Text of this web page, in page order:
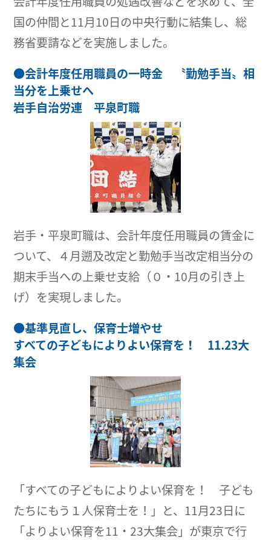
国の仲間と11月10日の中央行動に結集し、総
務省要請などを実施しました。
●会計年度任用職員の一時金 〝勤勉手当〟相
当分を上乗せへ
岩手自治労連 平泉町職
岩手・平泉町職は、会計年度任用職員の賃金に
ついて、４月遡及改定と勤勉手当改定相当分の
期末手当への上乗せ支給（０・10月の引き上
げ）を実現しました。
●基準見直し、保育士増やせ
すべての子どもによりよい保育を！ 11.23大
集会
「すべての子どもによりよい保育を！ 子ども
たちにもう１人保育士を！」と、11月23日に
「よりよい保育を11・23大集会」が東京で行